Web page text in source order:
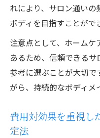
れにより、サロン通い
ボディを目指すことがで
注意点として、ホーム
あるため、信頼できる
参考に選ぶことが大切で
がら、持続的なボディメ
費用対効果を重視し
定法